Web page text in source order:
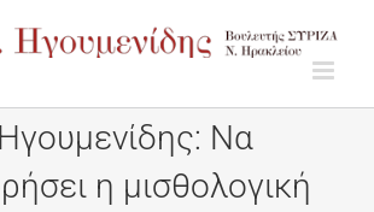
Να
η μισθολογική